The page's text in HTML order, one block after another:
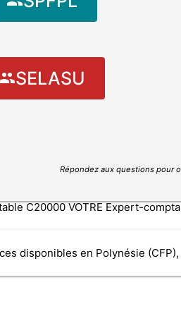
SELASU
Répondez aux questions pour
C20000 VOTRE Expert-
disponibles en Polynésie